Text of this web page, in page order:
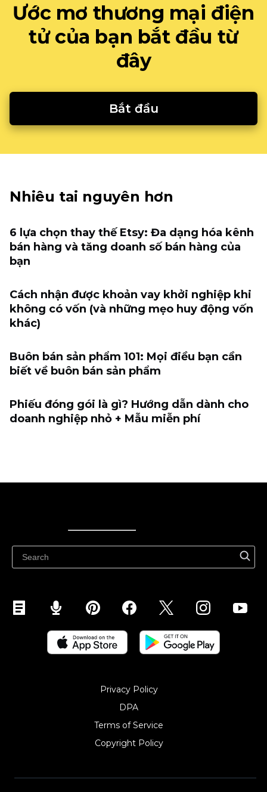
Ước mơ thương mại điện
tử của bạn bắt đầu từ
đây
Bắt đầu
Nhiêu tai nguyên hơn
6 lựa chọn thay thế Etsy: Đa dạng hóa kênh
bán hàng và tăng doanh số bán hàng của
bạn
Cách nhận được khoản vay khởi nghiệp khi
không có vốn (và những mẹo huy động vốn
khác)
Buôn bán sản phẩm 101: Mọi điều bạn cần
biết về buôn bán sản phẩm
Phiếu đóng gói là gì? Hướng dẫn dành cho
doanh nghiệp nhỏ + Mẫu miễn phí
Privacy Policy
DPA
Terms of Service
Copyright Policy‎